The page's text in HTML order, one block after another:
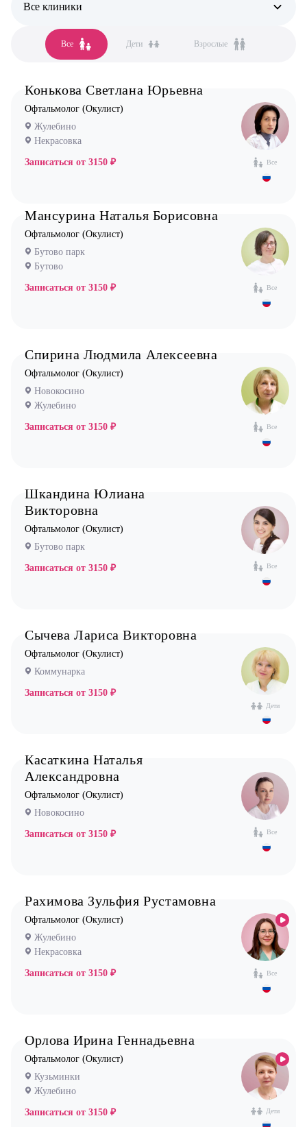
Все Дети Взрослые
Все специальности
Аллерголог-иммунолог
Анестезиолог
Дерматолог
Кардиолог детский
Логопед
Невролог
Нефролог
Педиатр
Психолог
Пульмонолог
Стоматолог ортопед
Стоматолог хирург
Стоматолог терапевт
Врач УЗИ
Уролог
Эндокринолог
Все клиники
Все клиники
Бутово парк
Жулебино
Коммунарка
Кузьминки
Все
Конькова Светлана Юрьевна
Офтальмолог (Окулист)
Жулебино
Некрасовка
Записаться от 3150 ₽
Все
Мансурина Наталья Борисовна
Офтальмолог (Окулист)
Бутово парк
Бутово
Записаться от 3150 ₽
Все
Спирина Людмила Алексеевна
Офтальмолог (Окулист)
Новокосино
Жулебино
Записаться от 3150 ₽
Все
Шкандина Юлиана
Викторовна
Офтальмолог (Окулист)
Бутово парк
Записаться от 3150 ₽
Дети
Сычева Лариса Викторовна
Офтальмолог (Окулист)
Коммунарка
Записаться от 3150 ₽
Все
Касаткина Наталья
Александровна
Офтальмолог (Окулист)
Новокосино
Записаться от 3150 ₽
Все
Рахимова Зульфия Рустамовна
Офтальмолог (Окулист)
Жулебино
Некрасовка
Записаться от 3150 ₽
Дети
Орлова Ирина Геннадьевна
Офтальмолог (Окулист)
Кузьминки
Жулебино
Записаться от 3150 ₽